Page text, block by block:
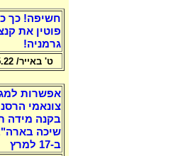
חשיפה! כך
פוטין את
גרמניה!
ט' באייר/ 10.5.22
אפשרות
צונאמי
בקנה מידה
שיכה
ב-17 למרץ